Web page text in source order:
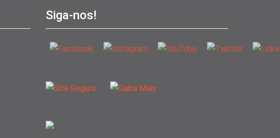
Siga-nos!